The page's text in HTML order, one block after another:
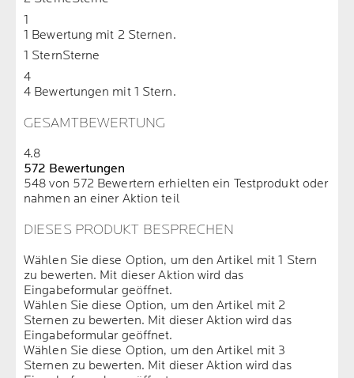
1
1 Bewertung mit 2 Sternen.
1 SternSterne
4
4 Bewertungen mit 1 Stern.
GESAMTBEWERTUNG
4.8
572 Bewertungen
548 von 572 Bewertern erhielten ein Testprodukt oder
nahmen an einer Aktion teil
DIESES PRODUKT BESPRECHEN
Wählen Sie diese Option, um den Artikel mit 1 Stern
zu bewerten. Mit dieser Aktion wird das
Eingabeformular geöffnet.
Wählen Sie diese Option, um den Artikel mit 2
Sternen zu bewerten. Mit dieser Aktion wird das
Eingabeformular geöffnet.
Wählen Sie diese Option, um den Artikel mit 3
Sternen zu bewerten. Mit dieser Aktion wird das